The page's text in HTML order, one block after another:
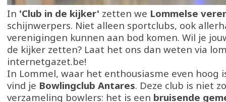
In 'Club in de kijker' zetten we Lommelse
schijnwerpers. Niet alleen sportclubs, ook
verenigingen kunnen aan bod komen. Wil je
de kijker zetten? Laat het ons dan weten via
internetgazet.be!
In Lommel, waar het enthousiasme even hoog
vind je Bowlingclub Antares. Deze club is niet
verzameling bowlers: het is een bruisende